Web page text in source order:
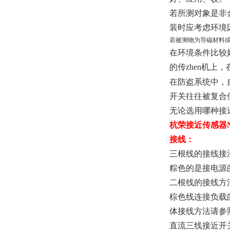
若所测对象是
装时应考虑环境
若被测物为导磁材料
在环境条件比较
的传zhen机上，
在防盗系统中，
开关往往被复合
无论选用哪种接
杭荣接近传感器
接线：
三根线的接线接
粽色的是接电源
二根线的接线
棕色线连接负载
体接线方法请参
直流三线接近开